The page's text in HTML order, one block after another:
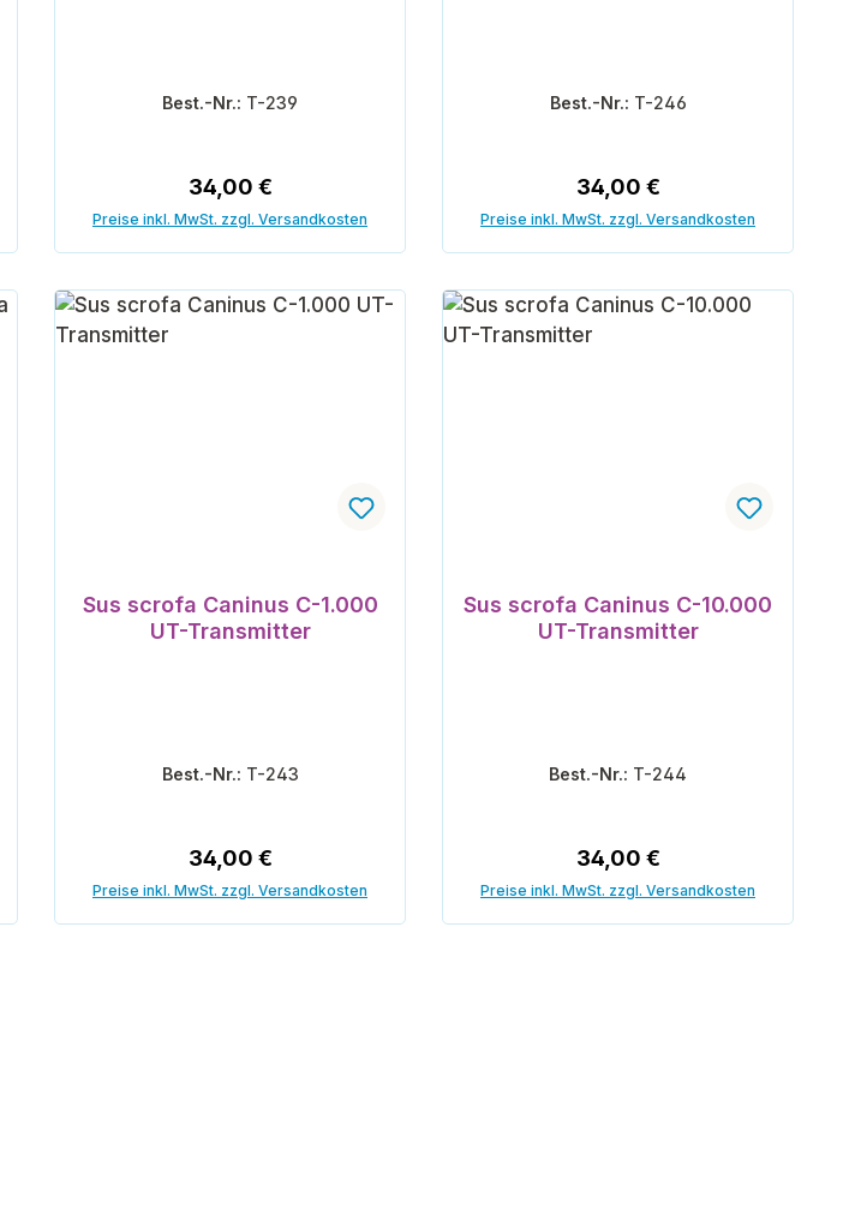
Best.-Nr.: T-239
Regulärer Preis:
34,00 €
Preise inkl. MwSt. zzgl. Versandkosten
Best.-Nr.: T-246
Regulärer Preis:
34,00 €
Preise inkl. MwSt. zzgl. Versandkosten
Sus scrofa Caninus C-1.000
UT-Transmitter
Best.-Nr.: T-243
Regulärer Preis:
34,00 €
Preise inkl. MwSt. zzgl. Versandkosten
Sus scrofa Caninus C-10.000
UT-Transmitter
Best.-Nr.: T-244
Regulärer Preis:
34,00 €
Preise inkl. MwSt. zzgl. Versandkosten